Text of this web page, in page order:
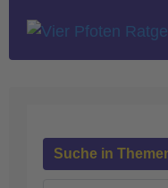
Suche in